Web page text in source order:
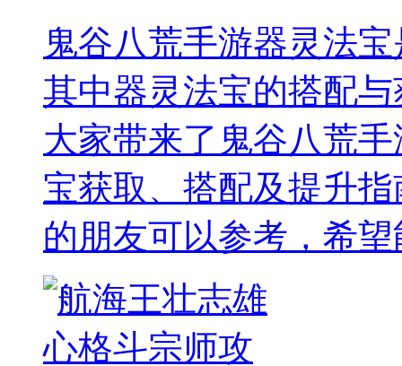
鬼谷八荒手游器灵法
其中器灵法宝的搭配
大家带来了鬼谷八荒
宝获取、搭配及提升
的朋友可以参考，希